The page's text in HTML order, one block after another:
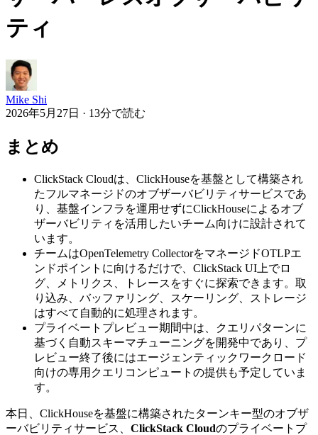
ティ
Mike Shi
2026年5月27日 · 13分で読む
まとめ
ClickStack Cloudは、ClickHouseを基盤として構築され
たフルマネージドのオブザーバビリティサービスであ
り、基盤インフラを運用せずにClickHouseによるオブ
ザーバビリティを活用したいチーム向けに設計されて
います。
チームはOpenTelemetry CollectorをマネージドOTLPエ
ンドポイントに向けるだけで、ClickStack UI上でロ
グ、メトリクス、トレースをすぐに探索できます。取
り込み、バッファリング、スケーリング、ストレージ
はすべて自動的に処理されます。
プライベートプレビュー期間中は、クエリパターンに
基づく自動スキーマチューニングを開発中であり、プ
レビュー終了後にはエージェンティックワークロード
向けの専用クエリコンピュートの提供も予定していま
す。
本日、ClickHouseを基盤に構築されたターンキー型のオブザ
ーバビリティサービス、 ClickStack Cloudのプライベートプ